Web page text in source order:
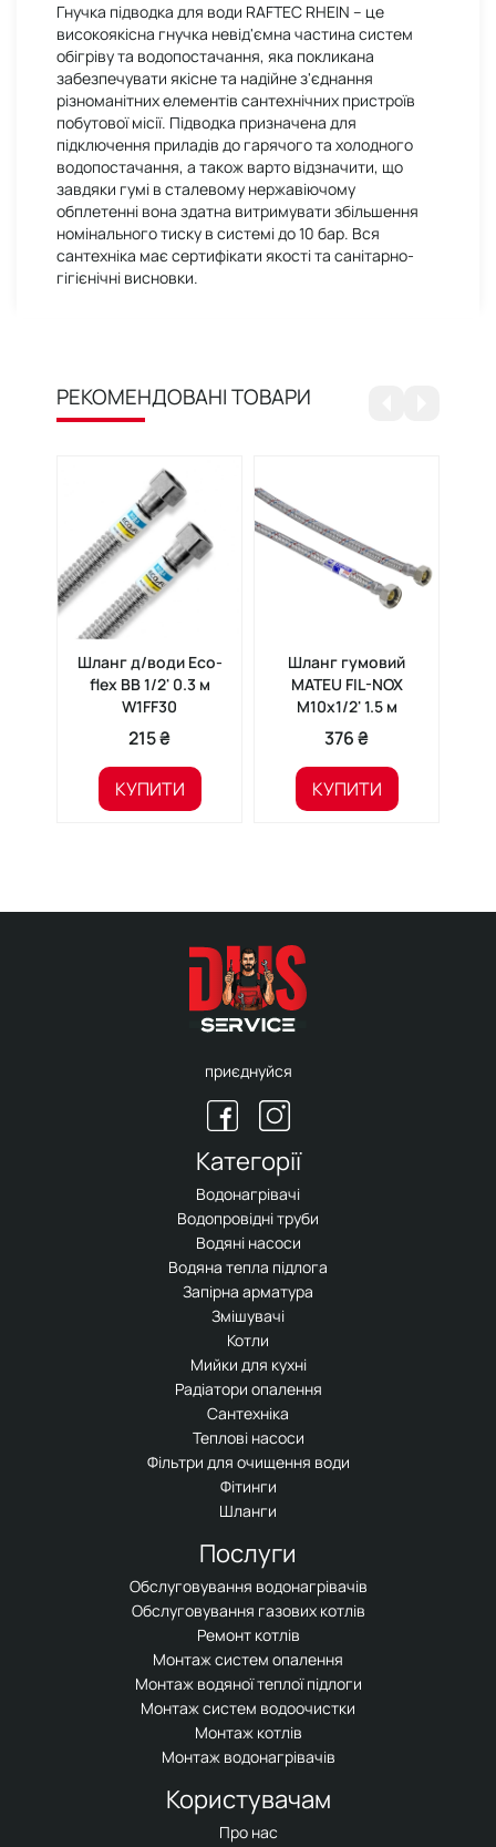
Гнучка підводка для води RAFTEC RHEIN – це
високоякісна гнучка невід'ємна частина систем
обігріву та водопостачання, яка покликана
забезпечувати якісне та надійне з'єднання
різноманітних елементів сантехнічних пристроїв
побутової місії. Підводка призначена для
підключення приладів до гарячого та холодного
водопостачання, а також варто відзначити, що
завдяки гумі в сталевому нержавіючому
обплетенні вона здатна витримувати збільшення
номінального тиску в системі до 10 бар. Вся
сантехніка має сертифікати якості та санітарно-
гігієнічні висновки.
РЕКОМЕНДОВАНІ ТОВАРИ
Шланг д/води Eco-
flex ВВ 1/2' 0.3 м
W1FF30
215 ₴
КУПИТИ
Шланг гумовий
MATEU FIL-NOX
М10x1/2' 1.5 м
376 ₴
КУПИТИ
приєднуйся
Категорії
Водонагрівачі
Водопровідні труби
Водяні насоси
Водяна тепла підлога
Запірна арматура
Змішувачі
Котли
Мийки для кухні
Радіатори опалення
Сантехніка
Теплові насоси
Фільтри для очищення води
Фітинги
Шланги
Послуги
Обслуговування водонагрівачів
Обслуговування газових котлів
Ремонт котлів
Монтаж систем опалення
Монтаж водяної теплої підлоги
Монтаж систем водоочистки
Монтаж котлів
Монтаж водонагрівачів
Користувачам
Про нас